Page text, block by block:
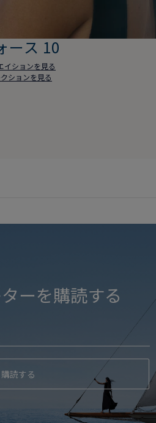
ース 10
イションを見る
ションを見る
ーを購読する
購読する